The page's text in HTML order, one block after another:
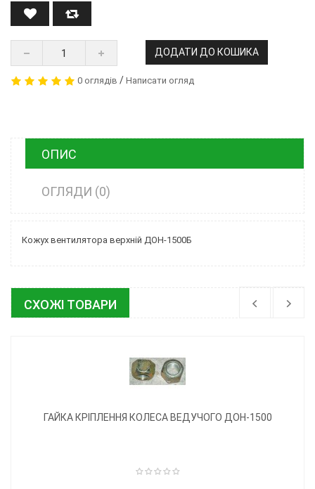
ДОДАТИ ДО КОШИКА
0 оглядів / Написати огляд
ОПИС
ОГЛЯДИ (0)
Кожух вентилятора верхній ДОН-1500Б
СХОЖІ ТОВАРИ
ГАЙКА КРІПЛЕННЯ КОЛЕСА ВЕДУЧОГО ДОН-1500